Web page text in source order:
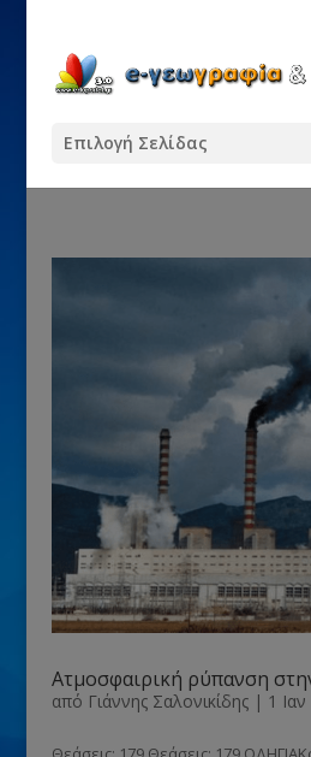
Επιλογή Σελίδας
Ατμοσφαιρική ρύπανση
από Γιάννης Σαλονικίδης| 1